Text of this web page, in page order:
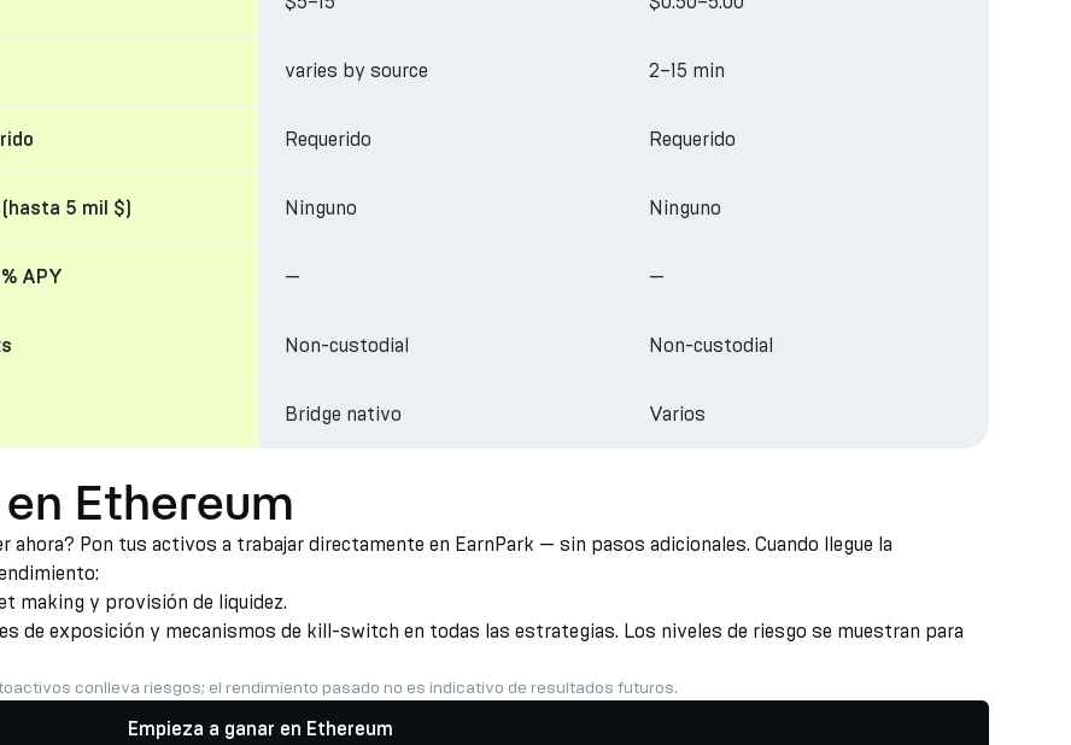
varies by source 2–15 min
Requerido Requerido
(hasta 5 mil $) Ninguno Ninguno
APY — —
Non-custodial Non-custodial
Bridge nativo Varios
Ethereum
ahora? Pon tus activos a trabajar directamente en EarnPark — sin pasos adicionales. Cuando llegue la
making y provisión de liquidez.
de exposición y mecanismos de kill-switch en todas las estrategias. Los niveles de riesgo se muestran para
conlleva riesgos; el rendimiento pasado no es indicativo de resultados futuros.
Empieza a ganar en Ethereum